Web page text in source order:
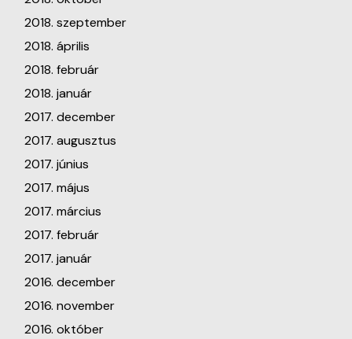
2018. szeptember
2018. április
2018. február
2018. január
2017. december
2017. augusztus
2017. június
2017. május
2017. március
2017. február
2017. január
2016. december
2016. november
2016. október